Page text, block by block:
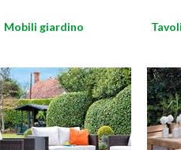
Mobili giardino